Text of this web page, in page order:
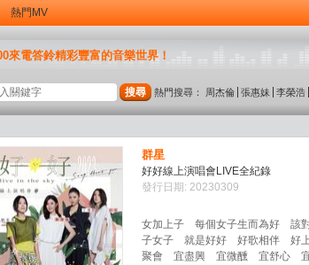
熱門MV
來電答鈴精彩豐富的音樂世界！
搜尋 熱門搜尋： 周杰倫 張惠妹 李榮浩
群星
好好線上演唱會LIVE全紀錄
發行日期: 20230309
女加上子 每個女子生而為好 該
子女子 就是好好 好歌相伴 好上
聚會 宜盡興 宜微醺 宜舒心 宜